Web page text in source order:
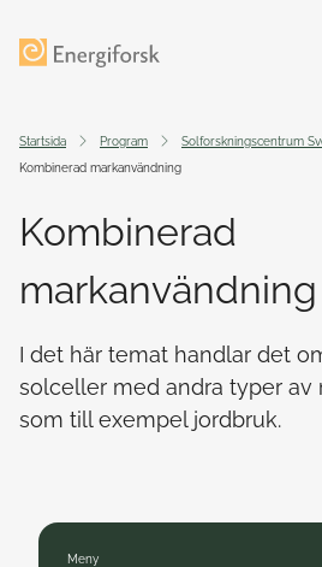
Startsida Program Solforskningscentrum
Kombinerad markanvändning
Kombinerad
markanvändning
I det här temat handlar det
solceller med andra typer av
som till exempel jordbruk.
Meny